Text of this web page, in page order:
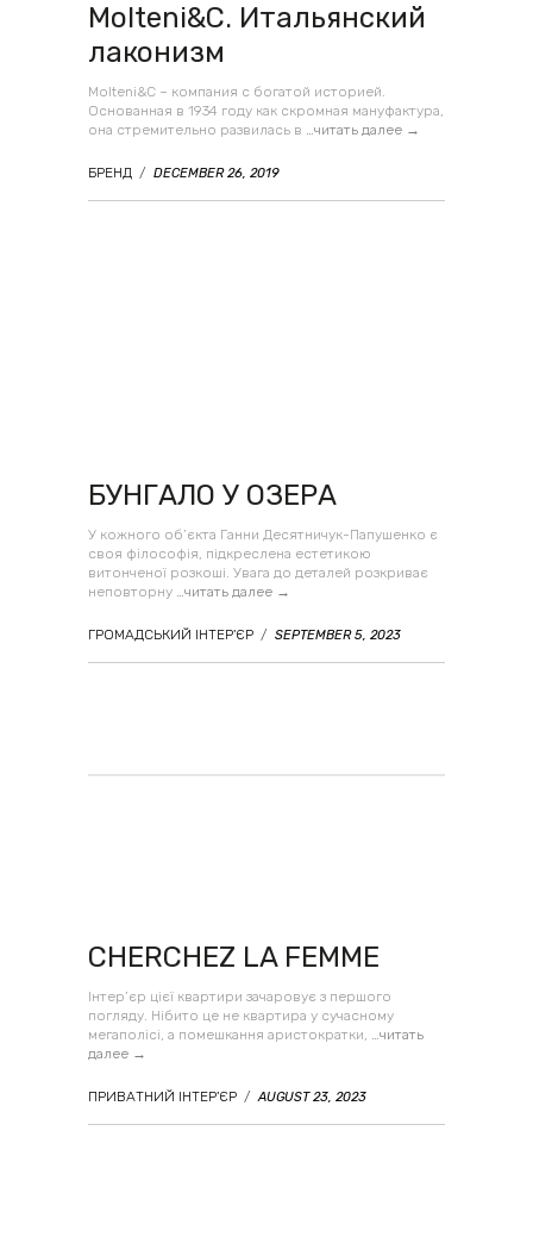
Molteni&C. Итальянский
лаконизм
Molteni&C – компания с богатой историей.
Основанная в 1934 году как скромная мануфактура,
она стремительно развилась в …читать далее →
БРЕНД / DECEMBER 26, 2019
БУНГАЛО У ОЗЕРА
У кожного об’єкта Ганни Десятничук-Папушенко є
своя філософія, підкреслена естетикою
витонченої розкоші. Увага до деталей розкриває
неповторну …читать далее →
ГРОМАДСЬКИЙ ІНТЕР'ЄР / SEPTEMBER 5, 2023
CHERCHEZ LA FEMME
Інтер’єр цієї квартири зачаровує з першого
погляду. Нібито це не квартира у сучасному
мегаполісі, а помешкання аристократки, …читать
далее →
ПРИВАТНИЙ ІНТЕР'ЄР / AUGUST 23, 2023